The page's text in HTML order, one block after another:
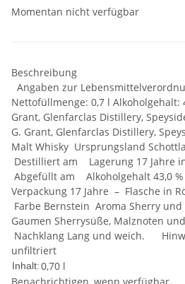
Momentan nicht verfügbar
Beschreibung
Angaben zur
Nettofüllmenge: 0,7 l Alkoholgehalt:
Grant, Glenfarclas Distillery,
G. Grant, Glenfarclas Distillery,
Malt Whisky Ursprungsland
Destilliert am Lagerung 17 Jahre
Abgefüllt am Alkoholgehalt
Verpackung 17 Jahre – Flasche
Farbe Bernstein Aroma Sherry
Gaumen Sherrysüße, Malznoten
Nachklang Lang und weich.
unfiltriert
Inhalt:0,70 l